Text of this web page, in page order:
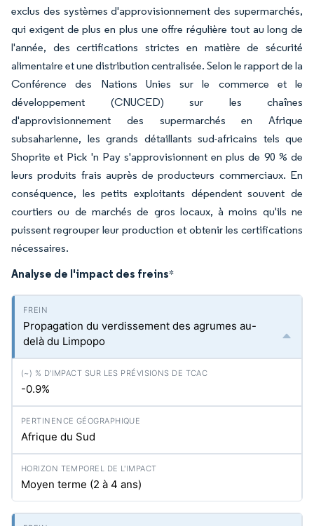
exclus des systèmes d'approvisionnement des supermarchés,
qui exigent de plus en plus une offre régulière tout au long de
l'année, des certifications strictes en matière de sécurité
alimentaire et une distribution centralisée. Selon le rapport de la
Conférence des Nations Unies sur le commerce et le
développement (CNUCED) sur les chaînes
d'approvisionnement des supermarchés en Afrique
subsaharienne, les grands détaillants sud-africains tels que
Shoprite et Pick 'n Pay s'approvisionnent en plus de 90 % de
leurs produits frais auprès de producteurs commerciaux. En
conséquence, les petits exploitants dépendent souvent de
courtiers ou de marchés de gros locaux, à moins qu'ils ne
puissent regrouper leur production et obtenir les certifications
nécessaires.
Analyse de l'impact des freins*
Propagation du verdissement des agrumes au-
delà du Limpopo
-0.9%
Afrique du Sud
Moyen terme (2 à 4 ans)